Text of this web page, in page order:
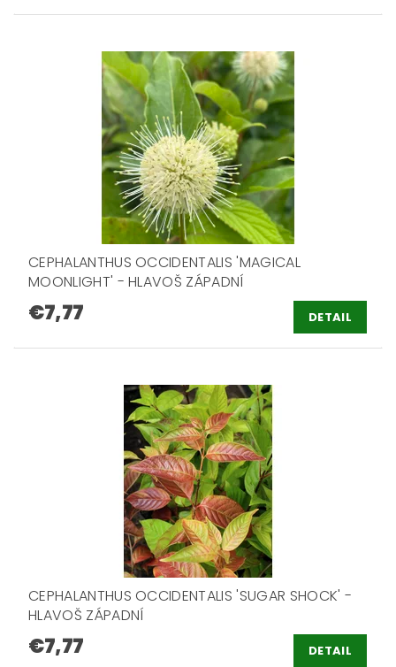
CEPHALANTHUS OCCIDENTALIS 'MAGICAL
MOONLIGHT' - HLAVOŠ ZÁPADNÍ
€7,77 DETAIL
CEPHALANTHUS OCCIDENTALIS 'SUGAR SHOCK' -
HLAVOŠ ZÁPADNÍ
€7,77 DETAIL